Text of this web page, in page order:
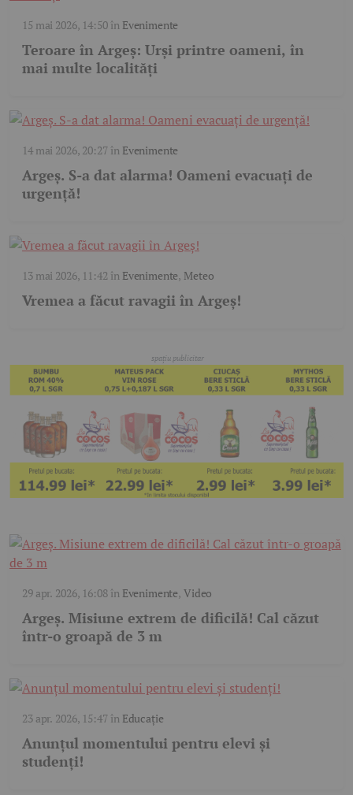
15 mai 2026, 14:50în Evenimente
Teroare în Argeș: Urși printre oameni, în
mai multe localități
14 mai 2026, 20:27în Evenimente
Argeș. S-a dat alarma! Oameni evacuați de
urgență!
13 mai 2026, 11:42 în Evenimente, Meteo
Vremea a făcut ravagii în Argeș!
29 apr. 2026, 16:08în Evenimente,Video
Argeș. Misiune extrem de dificilă! Cal căzut
într-o groapă de 3 m
23 apr. 2026, 15:47în Educație
Anunțul momentului pentru elevi și
studenți!